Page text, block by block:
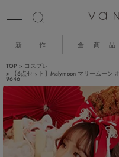
新 作 全 商 品
TOP
コスプレ
【6点セット】Malymoon マリームー
9646